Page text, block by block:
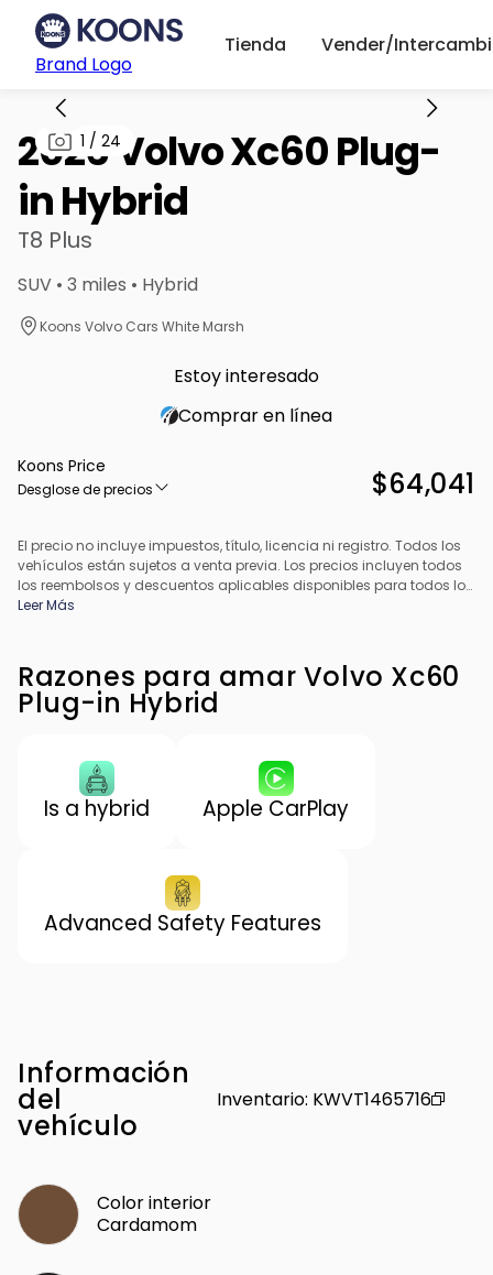
Brand Logo
Tienda Vender/
1 / 24
2026 Volvo Xc60 Plug-
in Hybrid
T8 Plus
SUV • 3 miles • Hybrid
Koons Volvo Cars White Marsh
Estoy interesado
Comprar en línea
Koons Price
Desglose de precios $64,041
El precio no incluye impuestos, título, licencia ni registro. Todos los
vehículos están sujetos a venta previa. Los precios incluyen todos
los reembolsos y descuentos aplicables disponibles para todos los
consumidores; pueden aplicarse reembolsos adicionales. Es
de procesamiento del concesionario. El precio real del
concesionario puede variar.
Leer Más
Razones para amar Volvo Xc60
Plug-in Hybrid
Is a hybrid Apple CarPlay
Advanced Safety Features
Información
del
vehículo
Inventario: KWVT1465716
Color interior
Cardamom